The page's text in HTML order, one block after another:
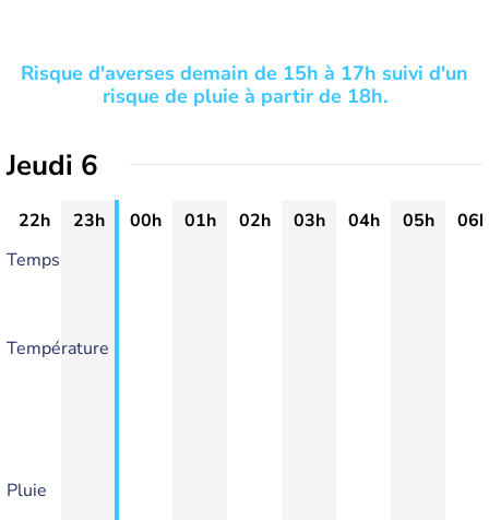
Risque d'averses demain de 15h à 17h suivi d'un
risque de pluie à partir de 18h.
Jeudi 6
22h 23h 00h 01h 02h 03h 04h 05h
06h
Temps
Température
Pluie